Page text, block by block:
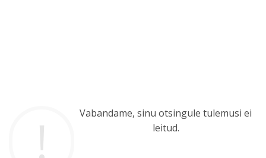
Vabandame, sinu otsingule tulemusi ei
leitud.